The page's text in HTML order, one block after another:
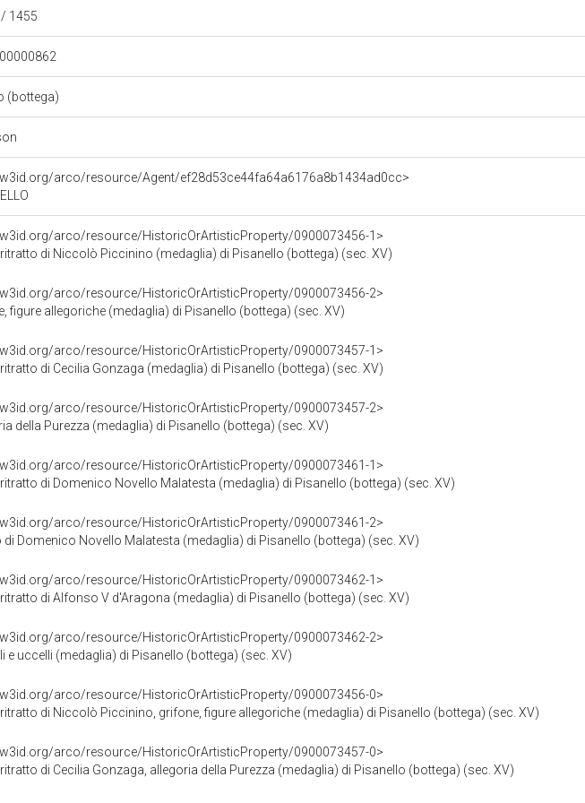
1455
(bottega)
arco/resource/Agent/ef28d53ce44fa64a6176a8b1434ad0cc>
arco/resource/HistoricOrArtisticProperty/0900073456-1>
di Niccolò Piccinino (medaglia) di Pisanello (bottega) (sec. XV)
arco/resource/HistoricOrArtisticProperty/0900073456-2>
figure allegoriche (medaglia) di Pisanello (bottega) (sec. XV)
arco/resource/HistoricOrArtisticProperty/0900073457-1>
di Cecilia Gonzaga (medaglia) di Pisanello (bottega) (sec. XV)
arco/resource/HistoricOrArtisticProperty/0900073457-2>
della Purezza (medaglia) di Pisanello (bottega) (sec. XV)
arco/resource/HistoricOrArtisticProperty/0900073461-1>
di Domenico Novello Malatesta (medaglia) di Pisanello (bottega) (sec. XV)
arco/resource/HistoricOrArtisticProperty/0900073461-2>
di Domenico Novello Malatesta (medaglia) di Pisanello (bottega) (sec. XV)
arco/resource/HistoricOrArtisticProperty/0900073462-1>
di Alfonso V d'Aragona (medaglia) di Pisanello (bottega) (sec. XV)
arco/resource/HistoricOrArtisticProperty/0900073462-2>
e uccelli (medaglia) di Pisanello (bottega) (sec. XV)
arco/resource/HistoricOrArtisticProperty/0900073456-0>
di Niccolò Piccinino, grifone, figure allegoriche (medaglia) di Pisanello (bottega) (sec. XV)
arco/resource/HistoricOrArtisticProperty/0900073457-0>
di Cecilia Gonzaga, allegoria della Purezza (medaglia) di Pisanello (bottega) (sec. XV)